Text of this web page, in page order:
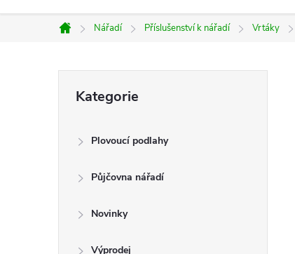
Domů
Nářadí Příslušenství k nářadí Vrtáky
kategorie
Kategorie
Plovoucí podlahy
Půjčovna nářadí
Novinky
Výprodej